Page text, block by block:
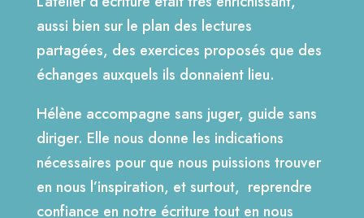
aussi bien sur le plan des lectures
partagées, des exercices proposés que des
échanges auxquels ils donnaient lieu.
Hélène accompagne sans juger, guide sans
diriger. Elle nous donne les indications
nécessaires pour que nous puissions trouver
en nous l’inspiration, et surtout, reprendre
confiance en notre écriture tout en nous